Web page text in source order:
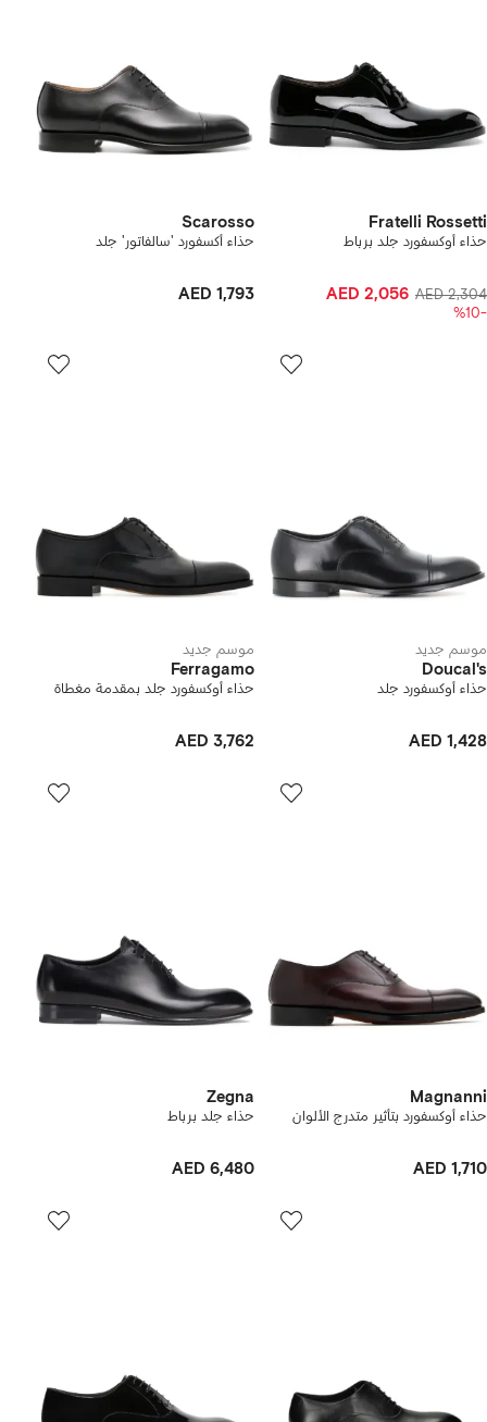
Fratelli Rossetti
حذاء أوكسفورد جلد برباط
AED 2,304
AED 2,056
-%10
Scarosso
حذاء أكسفورد 'سالفاتور' جلد
AED 1,793
موسم جديد
Doucal's
حذاء أوكسفورد جلد
AED 1,428
موسم جديد
Ferragamo
حذاء أوكسفورد جلد بمقدمة مغطاة
AED 3,762
Magnanni
حذاء أوكسفورد بتأثير متدرج الألوان
AED 1,710
Zegna
حذاء جلد برباط
AED 6,480